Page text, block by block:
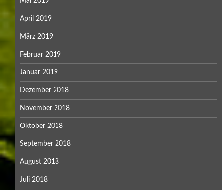
April 2019
März 2019
Februar 2019
Januar 2019
Dezember 2018
November 2018
Oktober 2018
September 2018
August 2018
Juli 2018